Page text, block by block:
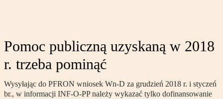
Pomoc publiczną uzyskaną w 2018
r. trzeba pominąć
Wysyłając do PFRON wniosek Wn-D za grudzień 2018 r. i styczeń
br., w informacji INF-O-PP należy wykazać tylko dofinansowanie